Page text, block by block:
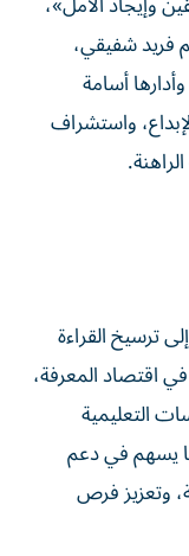
فريد شفيقي،
أسامة
واستشراف
ترسيخ القراءة
اقتصاد المعرفة،
التعليمية
يسهم في دعم
وتعزيز فرص